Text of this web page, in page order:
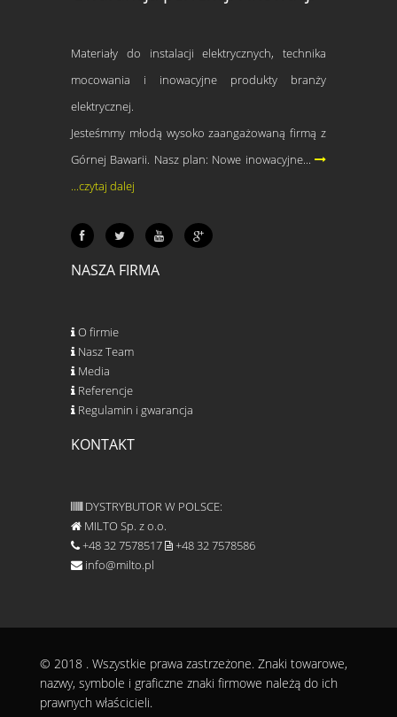
Materiały do instalacji elektrycznych, technika
mocowania i inowacyjne produkty branży
elektrycznej.
Jesteśmmy młodą wysoko zaangażowaną firmą z
Górnej Bawarii. Nasz plan: Nowe inowacyjne...
...czytaj dalej
NASZA FIRMA
O firmie
Nasz Team
Media
Referencje
Regulamin i gwarancja
KONTAKT
DYSTRYBUTOR W POLSCE:
MILTO Sp. z o.o.
+48 32 7578517
+48 32 7578586
info@milto.pl
© 2018 . Wszystkie prawa zastrzeżone. Znaki towarowe,
nazwy, symbole i graficzne znaki firmowe należą do ich
prawnych właścicieli.